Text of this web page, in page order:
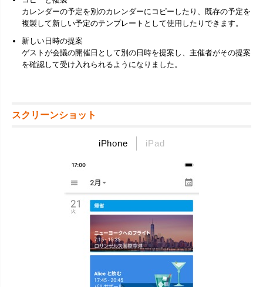
カレンダーの予定を別のカレンダーにコピーしたり、既存の予定を
複製して新しい予定のテンプレートとして使用したりできます。
新しい日時の提案
ゲストが会議の開催日として別の日時を提案し、主催者がその提案
を確認して受け入れられるようになりました。
スクリーンショット
iPhone iPad